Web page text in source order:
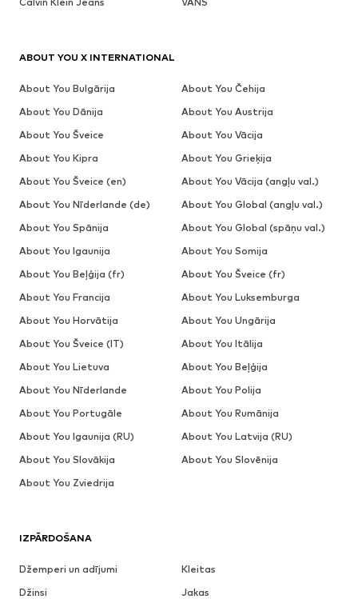
IZPĀRDOŠANA
Džemperi un adījumi
Kleitas
Džinsi
Jakas
ABOUT YOU X INTERNATIONAL
About You Bulgārija
About You Čehija
About You Dānija
About You Austrija
About You Šveice
About You Vācija
About You Kipra
About You Grieķija
About You Šveice (en)
About You Vācija (angļu val.)
About You Nīderlande (de)
About You Global (angļu val.)
About You Spānija
About You Global (spāņu val.)
About You Igaunija
About You Somija
About You Beļģija (fr)
About You Šveice (fr)
About You Francija
About You Luksemburga
About You Horvātija
About You Ungārija
About You Šveice (IT)
About You Itālija
About You Lietuva
About You Beļģija
About You Nīderlande
About You Polija
About You Portugāle
About You Rumānija
About You Igaunija (RU)
About You Latvija (RU)
About You Slovākija
About You Slovēnija
About You Zviedrija